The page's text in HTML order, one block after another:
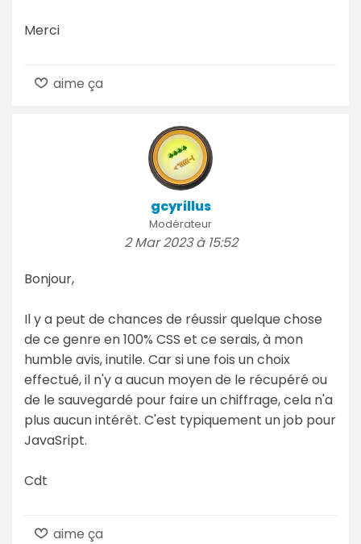
Merci
aime ça
gcyrillus
Modérateur
2 Mar 2023 à 15:52
Bonjour,
Il y a peut de chances de réussir quelque chose
de ce genre en 100% CSS et ce serais, à mon
humble avis, inutile. Car si une fois un choix
effectué, il n'y a aucun moyen de le récupéré ou
de le sauvegardé pour faire un chiffrage, cela n'a
plus aucun intérêt. C'est typiquement un job pour
JavaSript.
Cdt
aime ça